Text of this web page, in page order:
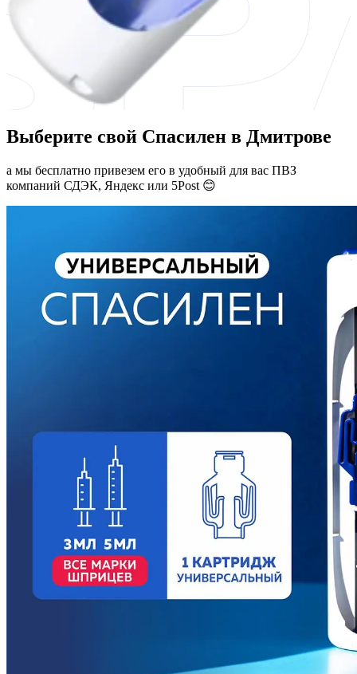
Выберите свой Спасилен в Дмитрове
а мы бесплатно привезем его в удобный для вас ПВЗ
компаний СДЭК, Яндекс или 5Post 😊